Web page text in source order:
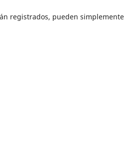
registrados, pueden simplemente